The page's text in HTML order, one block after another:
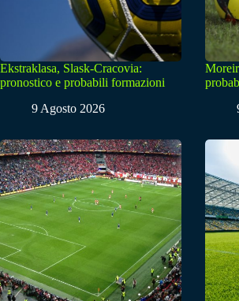
Ekstraklasa, Slask-Cracovia:
pronostico e probabili formazioni
9 Agosto 2026